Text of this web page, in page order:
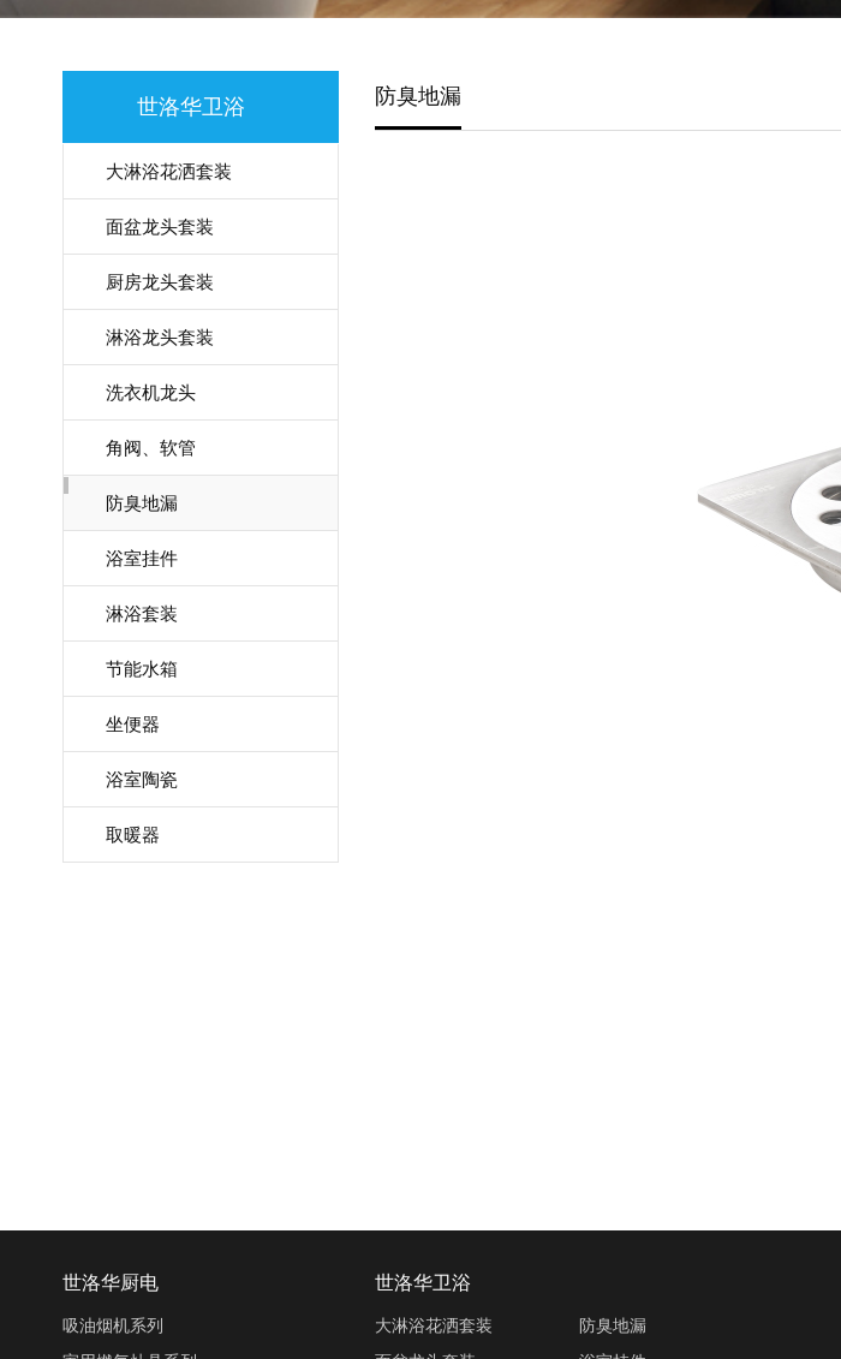
世洛华卫浴
大淋浴花洒套装
面盆龙头套装
厨房龙头套装
淋浴龙头套装
洗衣机龙头
角阀、软管
防臭地漏
浴室挂件
淋浴套装
节能水箱
坐便器
浴室陶瓷
取暖器
防臭地漏
世洛华厨电
吸油烟机系列
世洛华卫浴
大淋浴花洒套装
防臭地漏